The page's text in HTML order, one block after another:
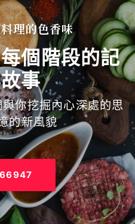
理的色香味
個階段的記
事
你挖掘內心深處的思
的新風貌